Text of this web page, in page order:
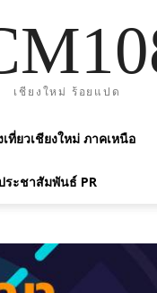
เชียงใหม่ ร้อยแปด
เที่ยวเชียงใหม่ ภาคเหนือ
ระชาสัมพันธ์ PR